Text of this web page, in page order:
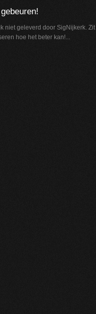
niet geleverd door SigNijkerk.
hoe het beter kan!...